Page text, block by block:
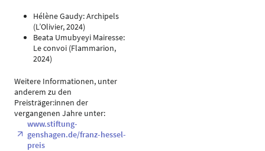
Hélène Gaudy: Archipels
(L’Olivier, 2024)
Beata Umubyeyi Mairesse:
Le convoi (Flammarion,
2024)
Weitere Informationen, unter
anderem zu den
Preisträger:innen der
vergangenen Jahre unter:
www.stiftung-
genshagen.de/franz-hessel-
preis